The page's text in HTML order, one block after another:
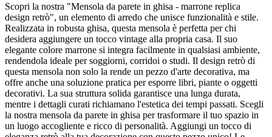
Scopri la nostra "Mensola da parete in ghisa - marrone replica
design retrò", un elemento di arredo che unisce funzionalità e stile.
Realizzata in robusta ghisa, questa mensola è perfetta per chi
desidera aggiungere un tocco vintage alla propria casa. Il suo
elegante colore marrone si integra facilmente in qualsiasi ambiente,
rendendola ideale per soggiorni, corridoi o studi. Il design retrò di
questa mensola non solo la rende un pezzo d'arte decorativa, ma
offre anche una soluzione pratica per esporre libri, piante o oggetti
decorativi. La sua struttura solida garantisce una lunga durata,
mentre i dettagli curati richiamano l'estetica dei tempi passati. Scegli
la nostra mensola da parete in ghisa per trasformare il tuo spazio in
un luogo accogliente e ricco di personalità. Aggiungi un tocco di